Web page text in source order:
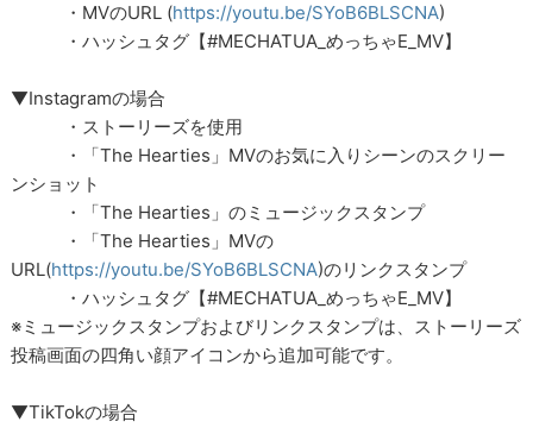
・MVのURL (https://youtu.be/SYoB6BLSCNA)
・ハッシュタグ【#MECHATUA_めっちゃE_MV】
▼Instagramの場合
・ストーリーズを使用
・「The Hearties」MVのお気に入りシーンのスクリー
ンショット
・「The Hearties」のミュージックスタンプ
・「The Hearties」MVの
URL(https://youtu.be/SYoB6BLSCNA)のリンクスタンプ
・ハッシュタグ【#MECHATUA_めっちゃE_MV】
※ミュージックスタンプおよびリンクスタンプは、ストーリーズ
投稿画面の四角い顔アイコンから追加可能です。
▼TikTokの場合